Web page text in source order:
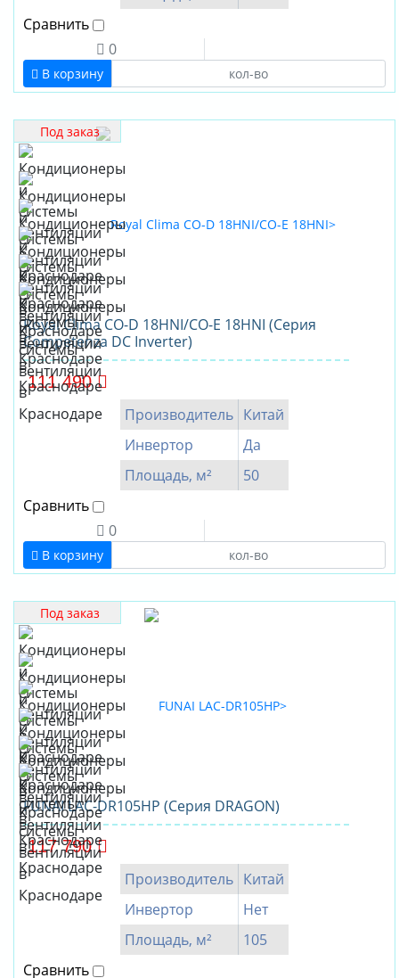
Сравнить
0
В корзину
Под заказ
Royal Clima CO-D 18HNI/CO-E 18HNI (Серия
Competenza DC Inverter)
111 490
Производитель Китай
Инвертор
Да
Площадь, м²
50
Сравнить
0
В корзину
Под заказ
FUNAI LAC-DR105HP (Серия DRAGON)
117 790
Производитель Китай
Инвертор
Нет
Площадь, м²
105
Сравнить